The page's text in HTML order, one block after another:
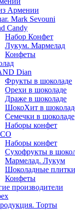
Армении
Mark Sevouni
Candy
Набор Конфет
Лукум. Мармелад
Конфеты
Dian
Фрукты в шоколаде
Орехи в шоколаде
Драже в шоколаде
ШокоХит в
Семечки в шоколаде
Наборы конфет
Наборы конфет
Сухофрукты в
Мармелад. Лукум
Шоколадные плитки
Конфеты
производители
Торты